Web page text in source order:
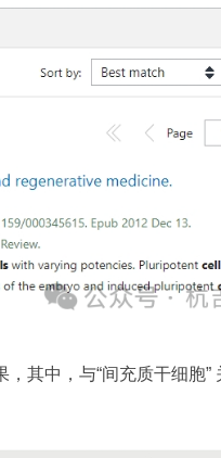
其中，与“间充质干细胞”